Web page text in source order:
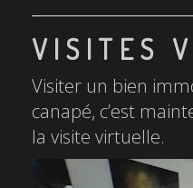
VISITES
Visiter un bien
canapé, c’est
la visite virtuelle.